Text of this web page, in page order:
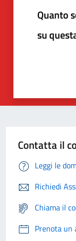
Quanto
su
Contatta il
Leggi le
Richiedi
Chiama il
Prenota un